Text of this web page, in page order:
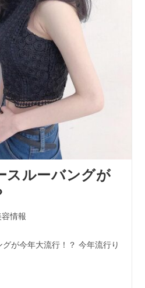
スルーバングが
容情報
が今年大流行！？ 今年流行り